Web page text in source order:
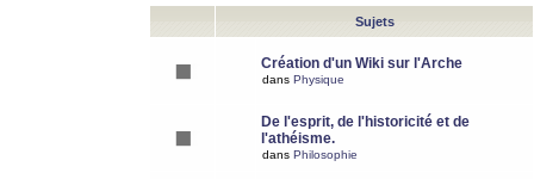
Sujets
Création d'un Wiki sur l'Arche
dans Physique
De l'esprit, de l'historicité et de
l'athéisme.
dans Philosophie